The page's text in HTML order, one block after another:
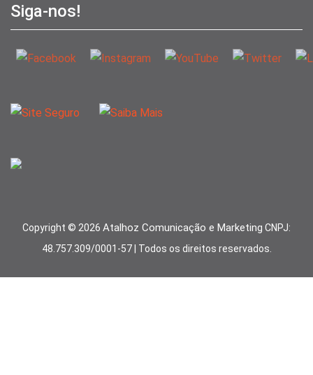
Siga-nos!
Copyright © 2026 Atalhoz Comunicação e Marketing CNPJ:
48.757.309/0001-57 | Todos os direitos reservados.